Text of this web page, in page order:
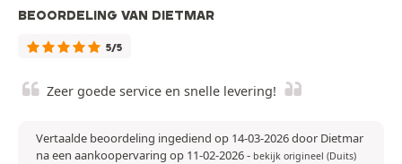
BEOORDELING VAN DIETMAR
5/5
Zeer goede service en snelle levering!
Vertaalde beoordeling ingediend op 14-03-2026 door Dietmar
na een aankoopervaring op 11-02-2026- bekijk origineel (Duits)